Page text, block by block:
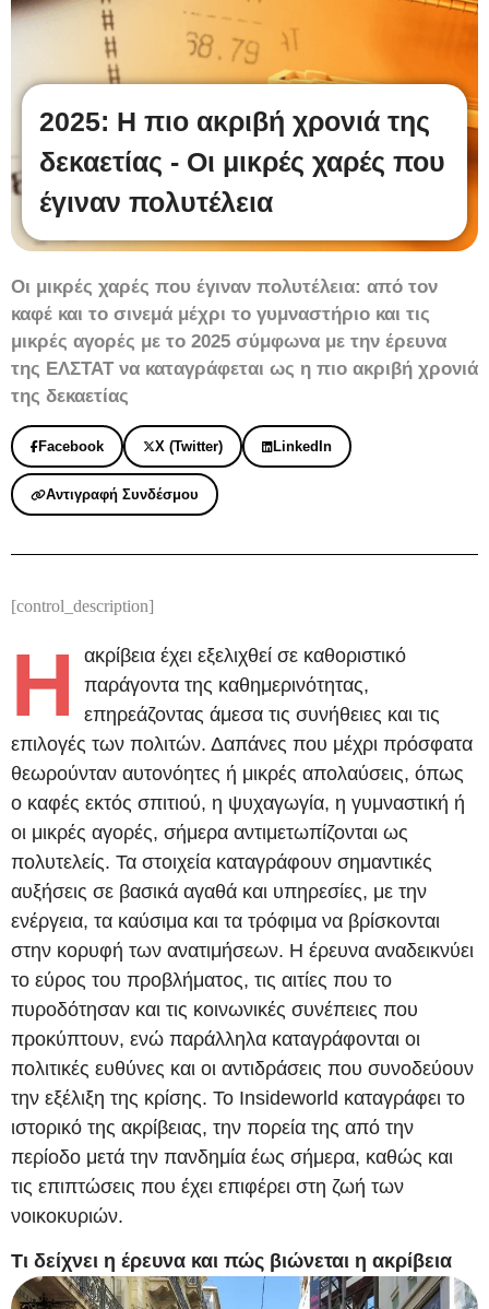
2025: Η πιο ακριβή χρονιά της
δεκαετίας - Οι μικρές χαρές που
έγιναν πολυτέλεια
Οι μικρές χαρές που έγιναν πολυτέλεια: από τον
καφέ και το σινεμά μέχρι το γυμναστήριο και τις
μικρές αγορές με το 2025 σύμφωνα με την έρευνα
της ΕΛΣΤΑΤ να καταγράφεται ως η πιο ακριβή χρονιά
της δεκαετίας
Facebook X (Twitter) LinkedIn
Αντιγραφή Συνδέσμου
[control_description]
Η
ακρίβεια έχει εξελιχθεί σε καθοριστικό
παράγοντα της καθημερινότητας,
επηρεάζοντας άμεσα τις συνήθειες και τις
επιλογές των πολιτών. Δαπάνες που μέχρι πρόσφατα
θεωρούνταν αυτονόητες ή μικρές απολαύσεις, όπως
ο καφές εκτός σπιτιού, η ψυχαγωγία, η γυμναστική ή
οι μικρές αγορές, σήμερα αντιμετωπίζονται ως
πολυτελείς. Τα στοιχεία καταγράφουν σημαντικές
αυξήσεις σε βασικά αγαθά και υπηρεσίες, με την
ενέργεια, τα καύσιμα και τα τρόφιμα να βρίσκονται
στην κορυφή των ανατιμήσεων. Η έρευνα αναδεικνύει
το εύρος του προβλήματος, τις αιτίες που το
πυροδότησαν και τις κοινωνικές συνέπειες που
προκύπτουν, ενώ παράλληλα καταγράφονται οι
πολιτικές ευθύνες και οι αντιδράσεις που συνοδεύουν
την εξέλιξη της κρίσης. Το Insideworld καταγράφει το
ιστορικό της ακρίβειας, την πορεία της από την
περίοδο μετά την πανδημία έως σήμερα, καθώς και
τις επιπτώσεις που έχει επιφέρει στη ζωή των
νοικοκυριών.
Τι δείχνει η έρευνα και πώς βιώνεται η ακρίβεια